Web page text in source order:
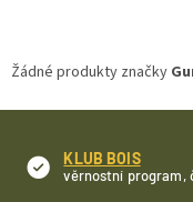
Žádné produkty značky
KLUB BOIS
věrnostní program,